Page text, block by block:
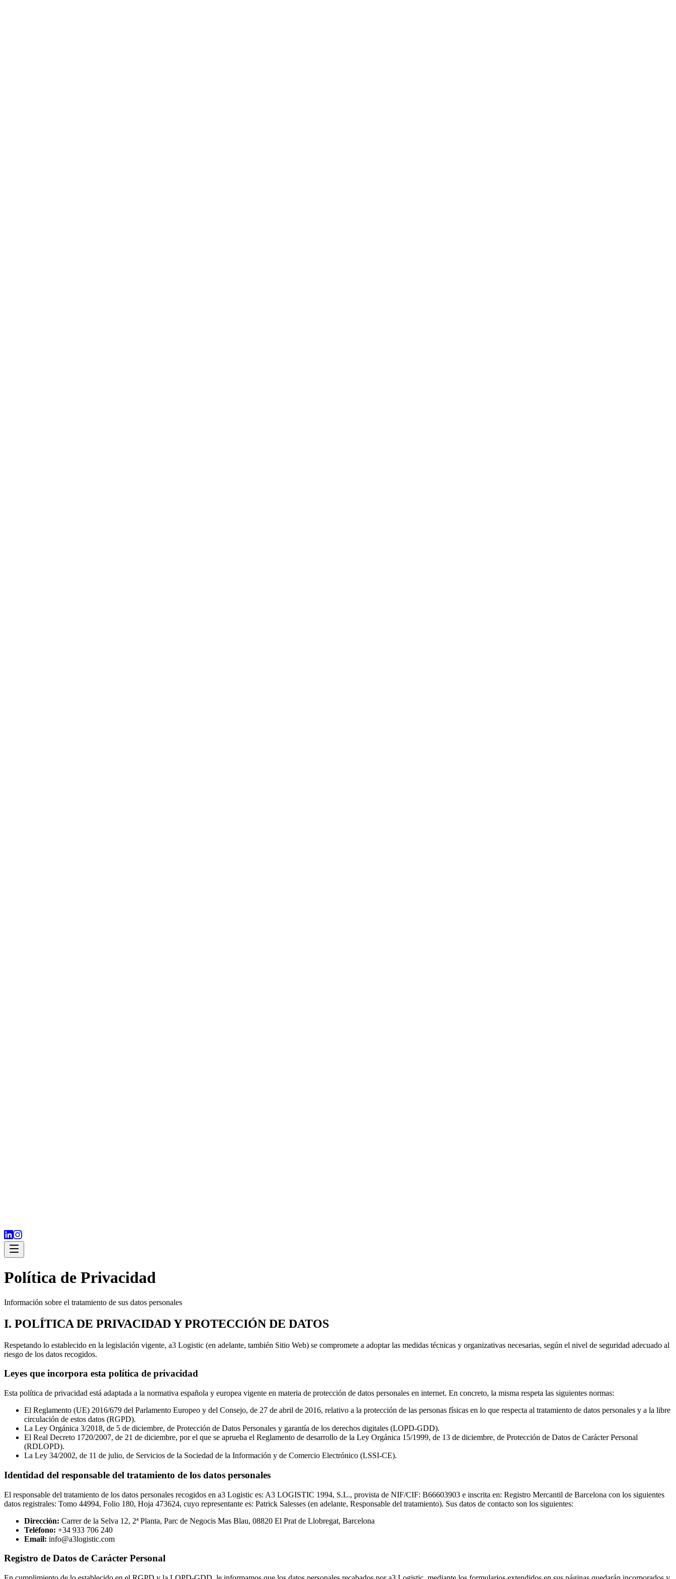
Política de Privacidad
Información sobre el tratamiento de sus datos personales
I. POLÍTICA DE PRIVACIDAD Y PROTECCIÓN DE DATOS
Respetando lo establecido en la legislación vigente, a3 Logistic (en adelante, también Sitio Web) se compromete a adoptar las medidas técnicas y organizativas necesarias, según el nivel de seguridad adecuado al
riesgo de los datos recogidos.
Leyes que incorpora esta política de privacidad
Esta política de privacidad está adaptada a la normativa española y europea vigente en materia de protección de datos personales en internet. En concreto, la misma respeta las siguientes normas:
El Reglamento (UE) 2016/679 del Parlamento Europeo y del Consejo, de 27 de abril de 2016, relativo a la protección de las personas físicas en lo que respecta al tratamiento de datos personales y a la libre
circulación de estos datos (RGPD).
La Ley Orgánica 3/2018, de 5 de diciembre, de Protección de Datos Personales y garantía de los derechos digitales (LOPD-GDD).
El Real Decreto 1720/2007, de 21 de diciembre, por el que se aprueba el Reglamento de desarrollo de la Ley Orgánica 15/1999, de 13 de diciembre, de Protección de Datos de Carácter Personal
(RDLOPD).
La Ley 34/2002, de 11 de julio, de Servicios de la Sociedad de la Información y de Comercio Electrónico (LSSI-CE).
Identidad del responsable del tratamiento de los datos personales
El responsable del tratamiento de los datos personales recogidos en a3 Logistic es: A3 LOGISTIC 1994, S.L., provista de NIF/CIF: B66603903 e inscrita en: Registro Mercantil de Barcelona con los siguientes
datos registrales: Tomo 44994, Folio 180, Hoja 473624, cuyo representante es: Patrick Salesses (en adelante, Responsable del tratamiento). Sus datos de contacto son los siguientes:
Dirección: Carrer de la Selva 12, 2ª Planta, Parc de Negocis Mas Blau, 08820 El Prat de Llobregat, Barcelona
Teléfono: +34 933 706 240
Email: info@a3logistic.com
Registro de Datos de Carácter Personal